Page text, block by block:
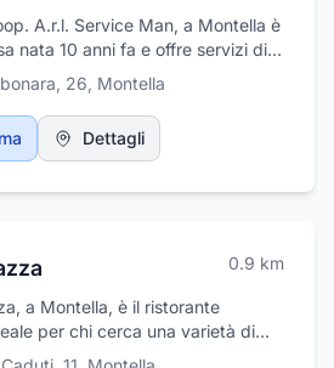
A.r.l. Service Man, a Montella è
nata 10 anni fa e offre servizi di
a tutti gli ambienti con
con ozono.
26, Montella
Dettagli
0.9 km
a Montella, è il ristorante
per chi cerca una varietà di
e preparazioni artigianali. Il